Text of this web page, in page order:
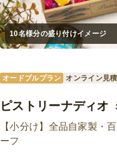
10名様分の盛り付けイメージ
オードブルプラン オンライン見
ピストリーナディオ
【小分け】全品自家製・
ーフ